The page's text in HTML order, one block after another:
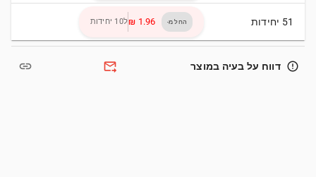
51 יחידות החל מ- ל10 יחידות
error_outline דווח על בעיה במוצר forward_to_inbox
link